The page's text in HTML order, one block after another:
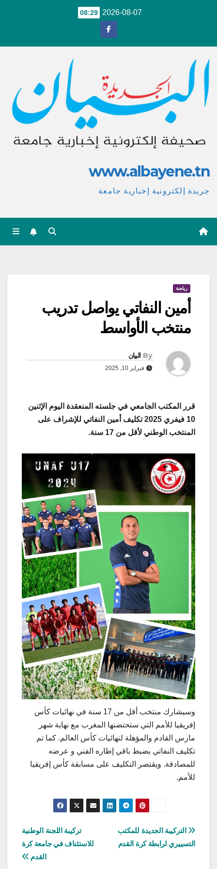
2026-08-07
08:29
www.albayene.tn
جريدة إلكترونية إخبارية جامعة
رياضة
أمين النفاتي يواصل تدريب
منتخب الأواسط
By البيان
فبراير 10, 2025
قرر المكتب الجامعي في جلسته المنعقدة اليوم الإثنين
10 فيفري 2025 تكليف أمين النفاتي للإشراف على
المنتخب الوطني لأقل من 17 سنة
.
وسيشارك منتخب أقل من 17 سنة في نهائيات كأس
إفريقيا للأمم التي ستحتضنها المغرب مع نهاية شهر
مارس القادم والمؤهلة لنهائيات كأس العالم. كما تم
تكليف النفاتي بضبط باقي إطاره الفني و عرضه
للمصادقة. ويقتصر التكليف على مسابقة كأس إفريقيا
للأمم.
تصفّح
المقالات
تركيبة اللجنة الوطنية
للاستئناف في جامعة كرة
القدم
التركيبة الجديدة للمكتب
التسييري لرابطة كرة القدم